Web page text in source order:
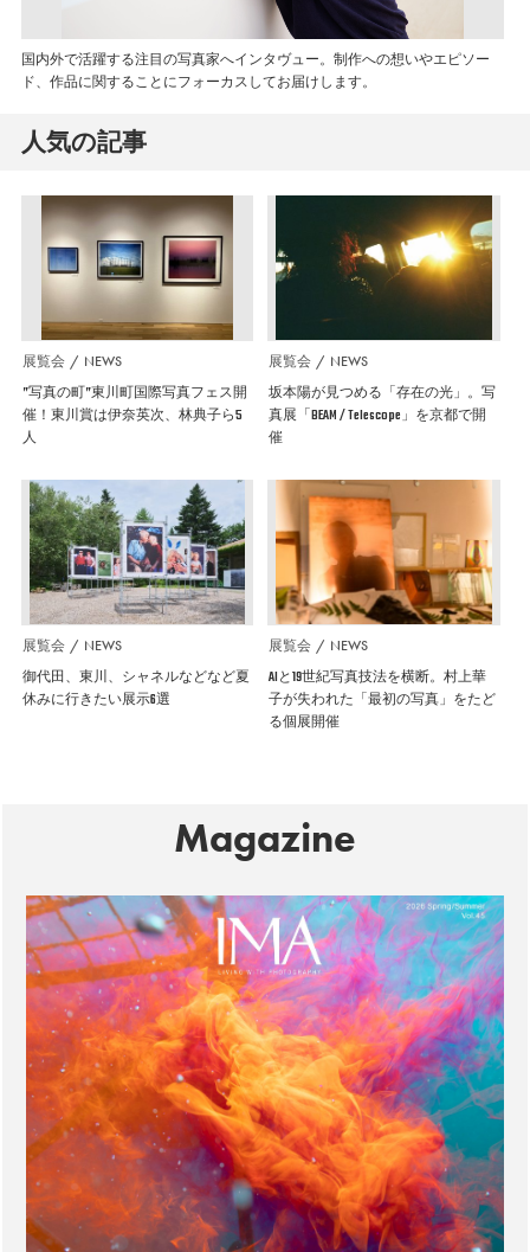
国内外で活躍する注目の写真家へインタヴュー。制作への想いやエピソー
ド、作品に関することにフォーカスしてお届けします。
人気の記事
展覧会 NEWS
”写真の町”東川町国際写真フェス開
催！東川賞は伊奈英次、林典子ら5
人
展覧会 NEWS
坂本陽が見つめる「存在の光」。写
真展「BEAM / Telescope」を京都で開
催
展覧会 NEWS
御代田、東川、シャネルなどなど夏
休みに行きたい展示6選
展覧会 NEWS
AIと19世紀写真技法を横断。村上華
子が失われた「最初の写真」をたど
る個展開催
Magazine